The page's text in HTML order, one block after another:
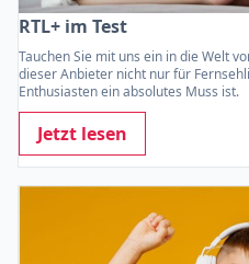
RTL+ im Test
Tauchen Sie mit uns ein in die Welt
dieser Anbieter nicht nur für
Enthusiasten ein absolutes Muss ist.
Jetzt lesen